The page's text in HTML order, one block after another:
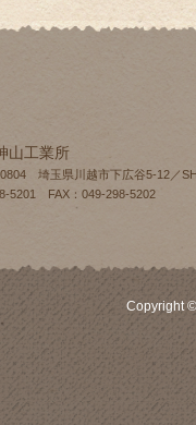
山工業所
埼玉県川越市下広谷5-12／
5201 FAX：049-298-5202
Copyright